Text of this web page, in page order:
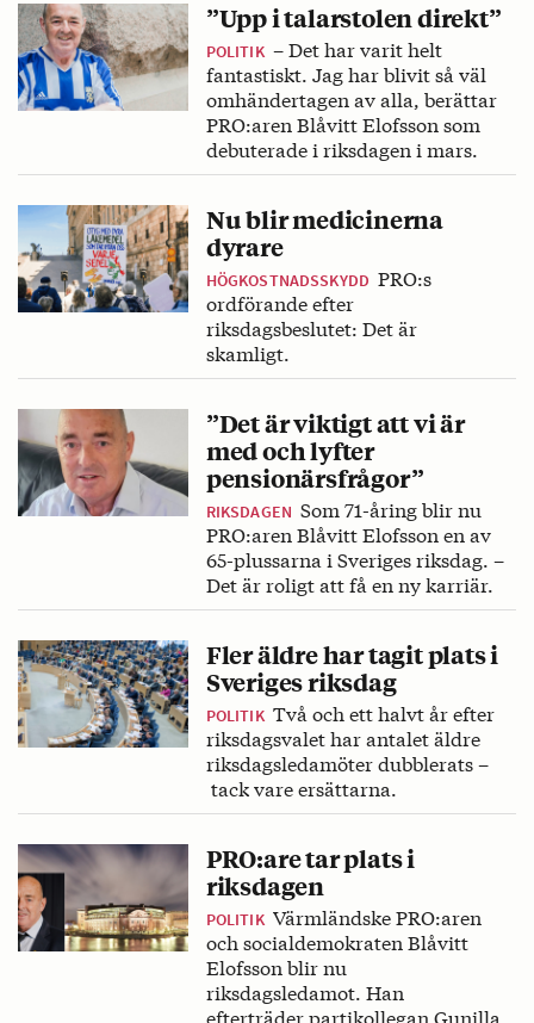
”Upp i talarstolen direkt”
POLITIK – Det har varit helt
fantastiskt. Jag har blivit så väl
omhändertagen av alla, berättar
PRO:aren Blåvitt Elofsson som
debuterade i riksdagen i mars.
Nu blir medicinerna
dyrare
HÖGKOSTNADSSKYDD PRO:s
ordförande efter
riksdagsbeslutet: Det är
skamligt.
”Det är viktigt att vi är
med och lyfter
pensionärsfrågor”
RIKSDAGEN Som 71-åring blir nu
PRO:aren Blåvitt Elofsson en av
65-plussarna i Sveriges riksdag. –
Det är roligt att få en ny karriär.
Fler äldre har tagit plats i
Sveriges riksdag
POLITIK Två och ett halvt år efter
riksdagsvalet har antalet äldre
riksdagsledamöter dubblerats –
tack vare ersättarna.
PRO:are tar plats i
riksdagen
POLITIK Värmländske PRO:aren
och socialdemokraten Blåvitt
Elofsson blir nu
riksdagsledamot. Han
efterträder partikollegan Gunilla